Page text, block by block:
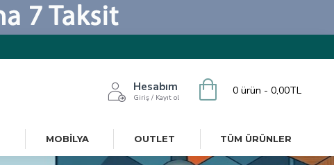
Hesabım
Giriş / Kayıt ol
0 ürün - 0,00TL
MOBILYA OUTLET TÜM ÜRÜNLER